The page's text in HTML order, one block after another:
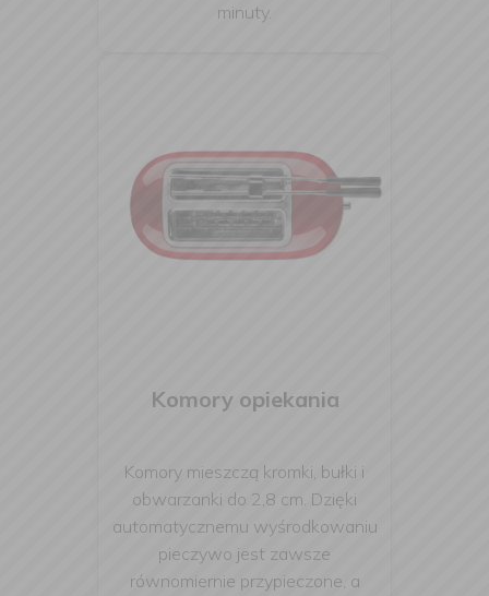
minuty.
Komory opiekania
Komory mieszczą kromki, bułki i
obwarzanki do 2,8 cm. Dzięki
automatycznemu wyśrodkowaniu
pieczywo jest zawsze
równomiernie przypieczone, a